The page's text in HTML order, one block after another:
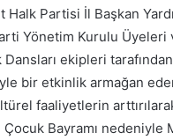
Partisi İl Başkan
Yönetim Kurulu
Dansları ekipleri
bir etkinlik armağan
faaliyetlerin
Bayramı